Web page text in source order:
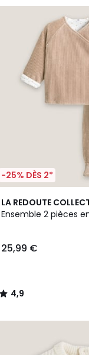
-25% DÈS 2*
LA REDOUTE
Ensemble 2 pièces
25,99 €
4,9
/ 5
2
Couleurs
4,9
/